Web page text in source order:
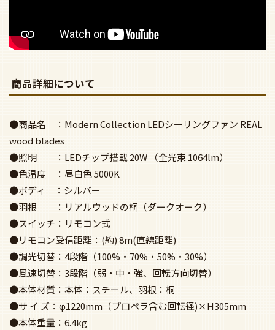
商品詳細について
●商品名 ：Modern Collection LEDシーリングファン REAL
wood blades
●照明 ：LEDチップ搭載 20W （全光束 1064lm）
●色温度 ：昼白色 5000K
●ボディ ：シルバー
●羽根 ：リアルウッドの桐（ダークオーク）
●スイッチ：リモコン式
●リモコン受信距離：(約) 8m(直線距離)
●調光切替：4段階（100%・70%・50%・30%）
●風速切替：3段階（弱・中・強、回転方向切替）
●本体材質：本体：スチール、羽根：桐
●サ イ ズ：φ1220mm（プロペラ含む回転径)×H305mm
●本体重量：6.4kg